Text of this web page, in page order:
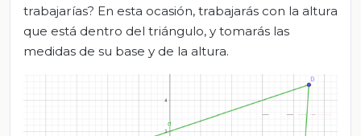
trabajarías? En esta ocasión, trabajarás con la altura
que está dentro del triángulo, y tomarás las
medidas de su base y de la altura.